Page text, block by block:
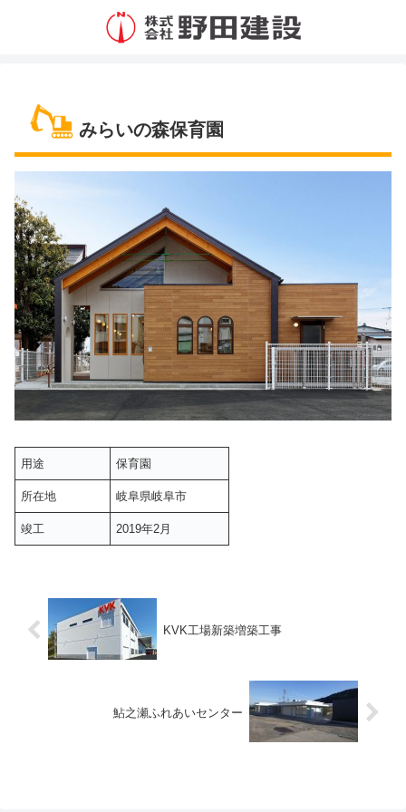
みらいの森保育園
用途 保育園
所在地 岐阜県岐阜市
竣工 2019年2月
KVK工場新築増築工事
鮎之瀬ふれあいセンター